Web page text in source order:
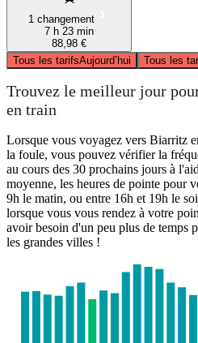
1 changement
7 h 23 min
88,98 €
Tous les tarifsAujourd’hui Tous les
Trouvez le meilleur jour
en train
Lorsque vous voyagez vers Biarritz
la foule, vous pouvez vérifier la
au cours des 30 prochains jours à
moyenne, les heures de pointe pour
9h le matin, ou entre 16h et 19h le
lorsque vous vous rendez à votre
avoir besoin d'un peu plus de temps
les grandes villes !